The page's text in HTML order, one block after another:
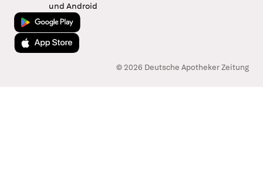
und Android
Jetzt bei Google Play
Laden im App Store
© 2026 Deutsche Apotheker Zeitung